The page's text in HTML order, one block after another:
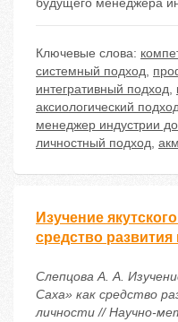
будущего менеджера
Ключевые слова:
системный подход,
интегративный подход,
аксиологический
менеджер индустрии
личностный подход,
Изучение
средство
Слепцова А. А.
Саха» как средство
личности // Научно-